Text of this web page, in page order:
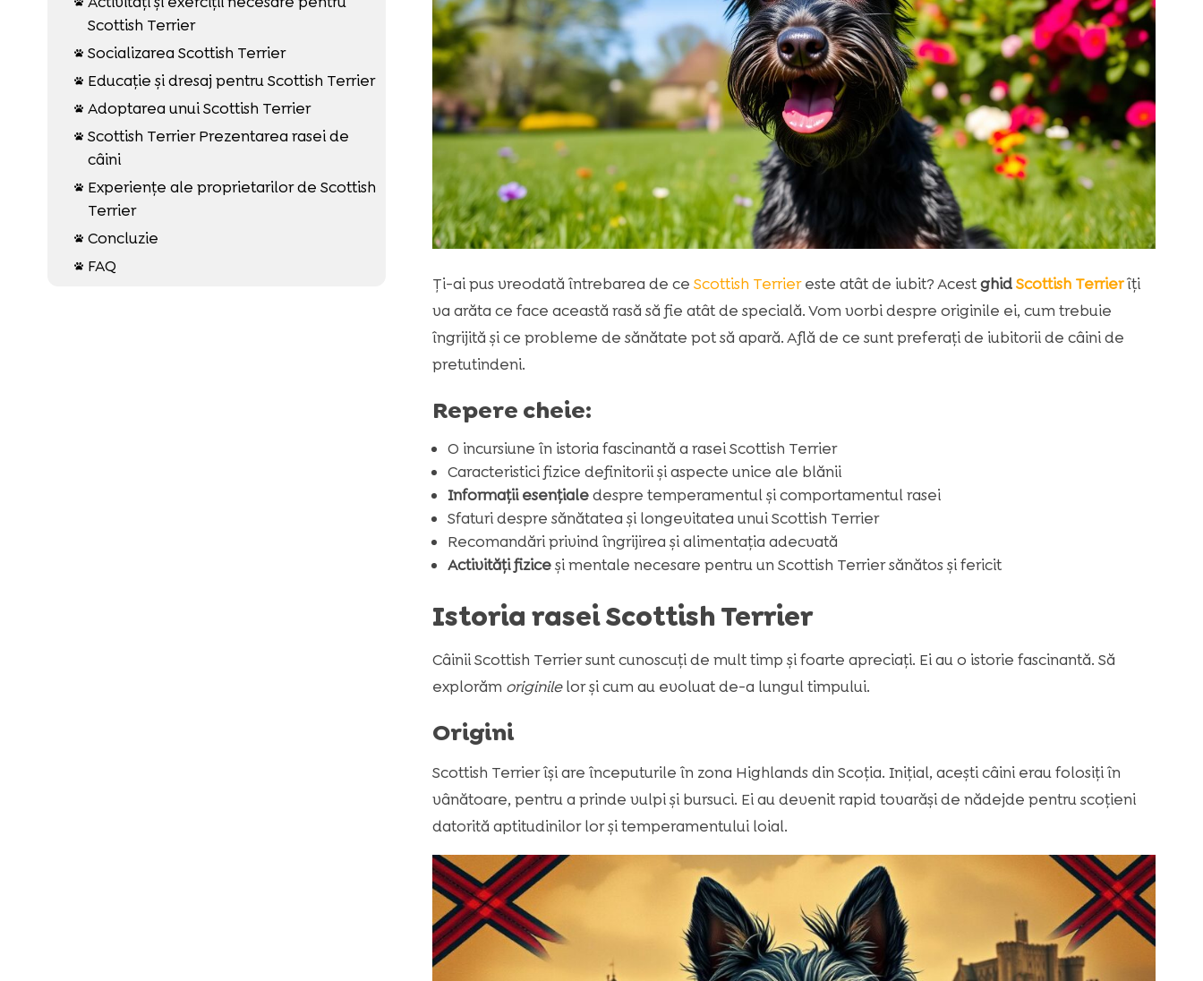
Scottish Terrier
 Socializarea Scottish Terrier
 Educație și dresaj pentru Scottish Terrier
 Adoptarea unui Scottish Terrier
 Scottish Terrier Prezentarea rasei de
câini

Experiențe ale proprietarilor de Scottish
Terrier
 Concluzie
 FAQ
Ţi-ai pus vreodată întrebarea de ce Scottish Terriereste atât de iubit? AcestghidScottish Terrierîți
va arăta ce face această rasă să fie atât de specială. Vom vorbi despre originile ei, cum trebuie
îngrijită și ce probleme de sănătate pot să apară. Află de ce sunt preferați de iubitorii de câini de
pretutindeni.
Repere cheie:
O incursiune în istoria fascinantă a rasei Scottish Terrier
Caracteristici fizice definitorii și aspecte unice ale blănii
Informații esențialedespre temperamentul și comportamentul rasei
Sfaturi despre sănătatea și longevitatea unui Scottish Terrier
Recomandări privind îngrijirea și alimentația adecvată
Activități fiziceși mentale necesare pentru un Scottish Terrier sănătos și fericit
Istoria rasei Scottish Terrier
Câinii Scottish Terrier sunt cunoscuți de mult timp și foarte apreciați. Ei au o istorie fascinantă. Să
explorăm originilelor și cum au evoluat de-a lungul timpului.
Origini
Scottish Terrier își are începuturile în zona Highlands din Scoția. Inițial, acești câini erau folosiți în
vânătoare, pentru a prinde vulpi și bursuci. Ei au devenit rapid tovarăși de nădejde pentru scoțieni
datorită aptitudinilor lor și temperamentului loial.